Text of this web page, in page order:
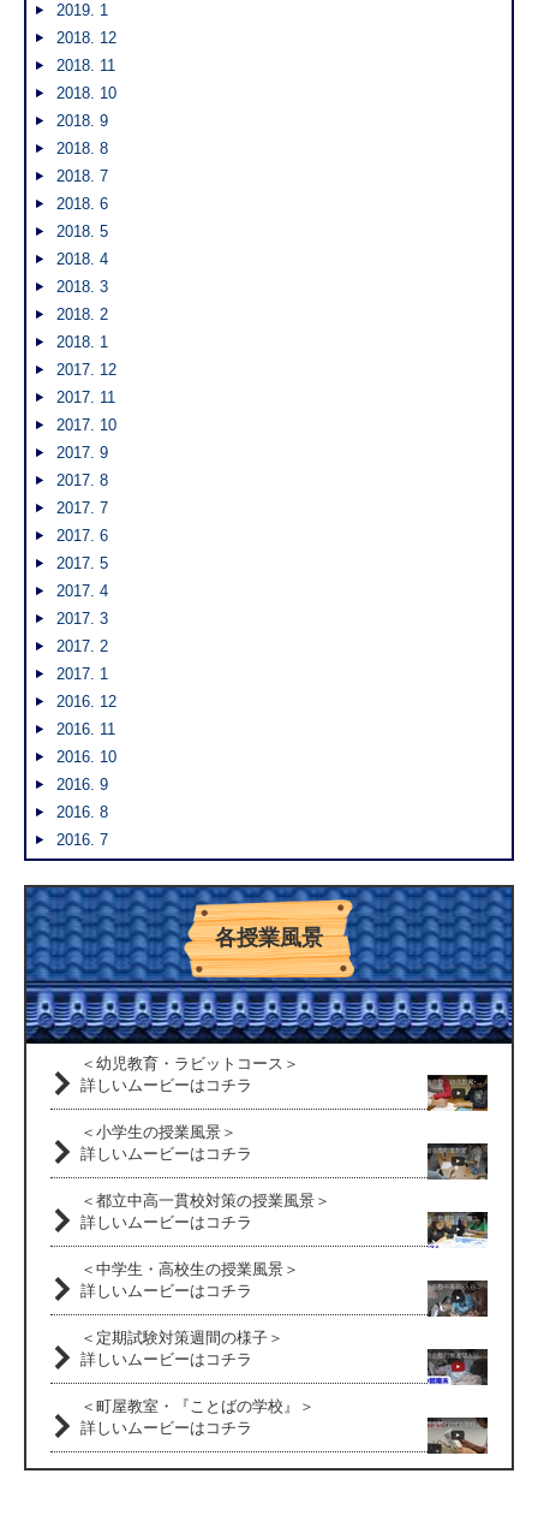
2019. 1
2018. 12
2018. 11
2018. 10
2018. 9
2018. 8
2018. 7
2018. 6
2018. 5
2018. 4
2018. 3
2018. 2
2018. 1
2017. 12
2017. 11
2017. 10
2017. 9
2017. 8
2017. 7
2017. 6
2017. 5
2017. 4
2017. 3
2017. 2
2017. 1
2016. 12
2016. 11
2016. 10
2016. 9
2016. 8
2016. 7
各授業風景
＜幼児教育・ラビットコース＞
詳しいムービーはコチラ
＜小学生の授業風景＞
詳しいムービーはコチラ
＜都立中高一貫校対策の授業風景＞
詳しいムービーはコチラ
＜中学生・高校生の授業風景＞
詳しいムービーはコチラ
＜定期試験対策週間の様子＞
詳しいムービーはコチラ
＜町屋教室・『ことばの学校』＞
詳しいムービーはコチラ